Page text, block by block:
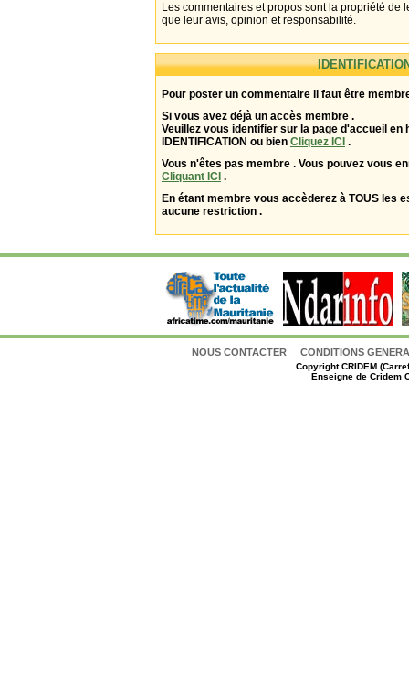
Les commentaires et propos sont la propriété de
que leur avis, opinion et responsabilité.
Pour poster un commentaire il faut être
Si vous avez déjà un accès membre .
Veuillez vous identifier sur la page d'accueil en
IDENTIFICATION ou bien Cliquez ICI .
Vous n'êtes pas membre . Vous pouvez vous
Cliquant ICI .
En étant membre vous accèderez à TOUS les
aucune restriction .
NOUS CONTACTER CONDITIONS
CopyrightCRIDEM
Enseigne de Cridem